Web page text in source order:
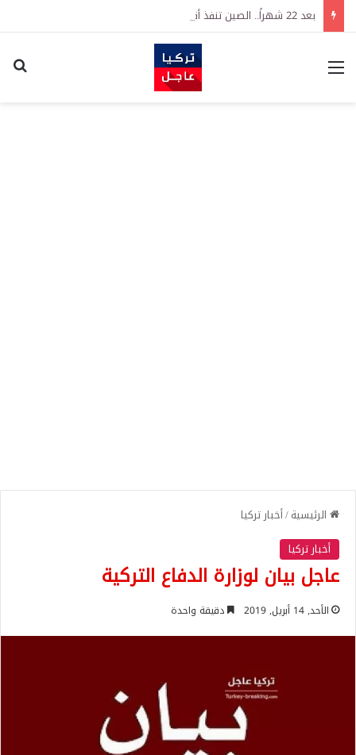
القائمة
الرئيسية/أخبار تركيا
أخبار تركيا
عاجل بيان لوزارة الدفاع التركية
الأحد, 14 أبريل, 2019 دقيقة واحدة